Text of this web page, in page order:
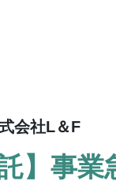
会社L＆F
】事